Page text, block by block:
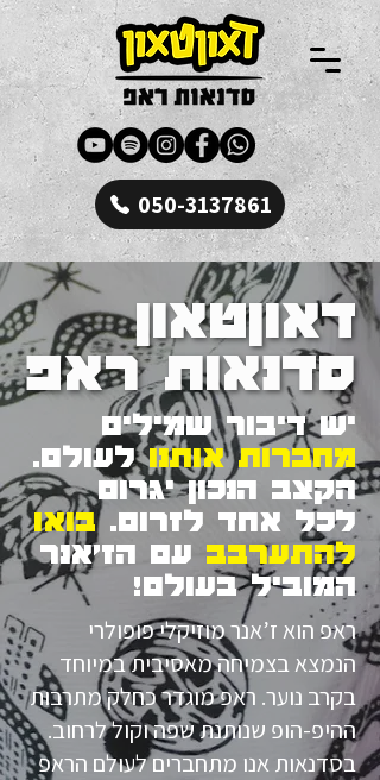
050-3137861
דאוןטאון
סדנאות ראפ
יש דיבור שמילים
מחברות אותנולעולם.
הקצב הנכון יגרום
לכל אחד לזרום.בואו
להתערבב עם הז'אנר
המוביל בעולם!
ראפ הוא ז’אנר מוזיקלי פופולרי
הנמצא בצמיחה מאסיבית במיוחד
בקרב נוער. ראפ מוגדר כחלק מתרבות
ההיפ-הופ שנותנת שפה וקול לרחוב.
בסדנאות אנו מתחברים לעולם הראפ